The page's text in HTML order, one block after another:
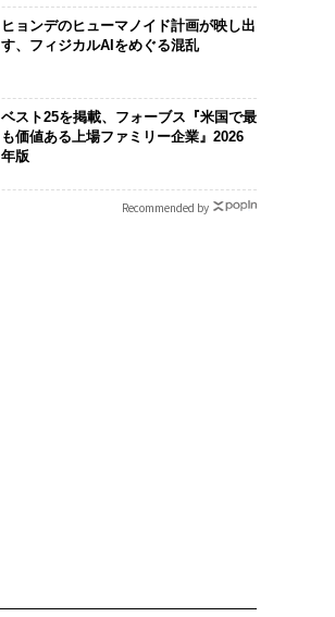
挑戦は個から始まり、共
創によって加速する NOR
QAIN JAPAN 特別座談会
アフリカの農
手にした「次
ヒョンデのヒューマノイド計画が映し出
す、フィジカルAIをめぐる混乱
ベスト25を掲載、フォーブス『米国で最
も価値ある上場ファミリー企業』2026
年版
Recommended by